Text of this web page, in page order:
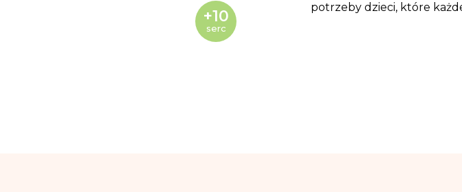
+10
serc
potrzeby dzieci, które